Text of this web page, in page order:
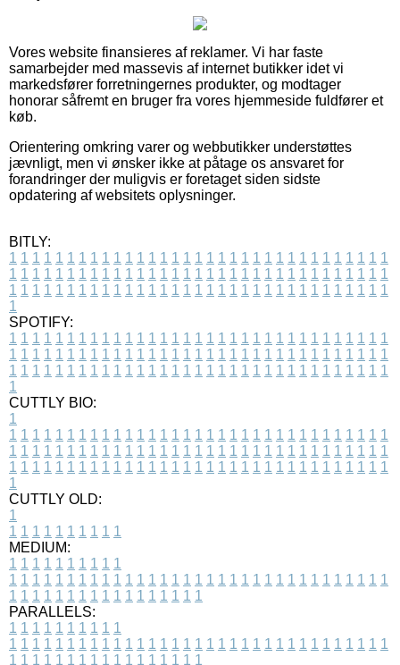
Vores website finansieres af reklamer. Vi har faste
samarbejder med massevis af internet butikker idet vi
markedsfører forretningernes produkter, og modtager
honorar såfremt en bruger fra vores hjemmeside fuldfører et
køb.
Orientering omkring varer og webbutikker understøttes
jævnligt, men vi ønsker ikke at påtage os ansvaret for
forandringer der muligvis er foretaget siden sidste
opdatering af websitets oplysninger.
BITLY:
1 1 1 1 1 1 1 1 1 1 1 1 1 1 1 1 1 1 1 1 1 1 1 1 1 1 1 1 1 1 1 1 1
1 1 1 1 1 1 1 1 1 1 1 1 1 1 1 1 1 1 1 1 1 1 1 1 1 1 1 1 1 1 1 1 1
1 1 1 1 1 1 1 1 1 1 1 1 1 1 1 1 1 1 1 1 1 1 1 1 1 1 1 1 1 1 1 1 1
1
SPOTIFY:
1 1 1 1 1 1 1 1 1 1 1 1 1 1 1 1 1 1 1 1 1 1 1 1 1 1 1 1 1 1 1 1 1
1 1 1 1 1 1 1 1 1 1 1 1 1 1 1 1 1 1 1 1 1 1 1 1 1 1 1 1 1 1 1 1 1
1 1 1 1 1 1 1 1 1 1 1 1 1 1 1 1 1 1 1 1 1 1 1 1 1 1 1 1 1 1 1 1 1
1
CUTTLY BIO:
1
1 1 1 1 1 1 1 1 1 1 1 1 1 1 1 1 1 1 1 1 1 1 1 1 1 1 1 1 1 1 1 1 1
1 1 1 1 1 1 1 1 1 1 1 1 1 1 1 1 1 1 1 1 1 1 1 1 1 1 1 1 1 1 1 1 1
1 1 1 1 1 1 1 1 1 1 1 1 1 1 1 1 1 1 1 1 1 1 1 1 1 1 1 1 1 1 1 1 1
1
CUTTLY OLD:
1
1 1 1 1 1 1 1 1 1 1
MEDIUM:
1 1 1 1 1 1 1 1 1 1
1 1 1 1 1 1 1 1 1 1 1 1 1 1 1 1 1 1 1 1 1 1 1 1 1 1 1 1 1 1 1 1 1
1 1 1 1 1 1 1 1 1 1 1 1 1 1 1 1 1
PARALLELS:
1 1 1 1 1 1 1 1 1 1
1 1 1 1 1 1 1 1 1 1 1 1 1 1 1 1 1 1 1 1 1 1 1 1 1 1 1 1 1 1 1 1 1
1 1 1 1 1 1 1 1 1 1 1 1 1 1 1 1 1